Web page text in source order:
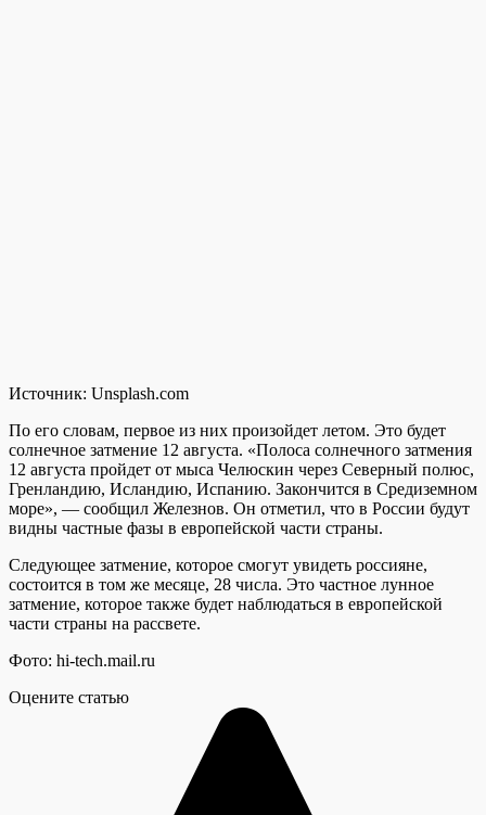
Источник: Unsplash.com
По его словам, первое из них произойдет летом. Это будет
солнечное затмение 12 августа. «Полоса солнечного затмения
12 августа пройдет от мыса Челюскин через Северный полюс,
Гренландию, Исландию, Испанию. Закончится в Средиземном
море», — сообщил Железнов. Он отметил, что в России будут
видны частные фазы в европейской части страны.
Следующее затмение, которое смогут увидеть россияне,
состоится в том же месяце, 28 числа. Это частное лунное
затмение, которое также будет наблюдаться в европейской
части страны на рассвете.
Фото: hi-tech.mail.ru
Оцените статью